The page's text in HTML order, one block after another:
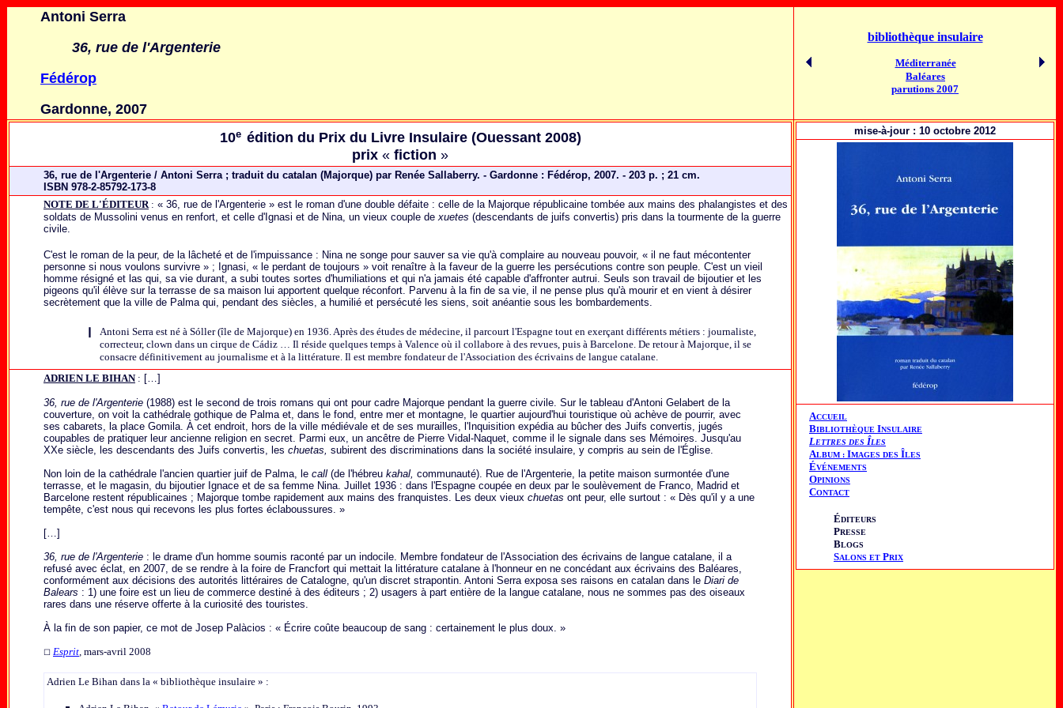
Antoni Serra
36, rue de l'Argenterie
Fédérop
Gardonne, 2007
bibliothèque insulaire
Méditerranée
Baléares
parutions 2007
10e édition du Prix du Livre Insulaire (Ouessant 2008)
prix « fiction »
36, rue de l'Argenterie / Antoni Serra ; traduit du catalan (Majorque) par Renée Sallaberry. - Gardonne : Fédérop, 2007. - 203 p. ; 21 cm.
ISBN 978-2-85792-173-8
NOTE DE L'ÉDITEUR: « 36, rue de l'Argenterie » est le roman d'une double défaite : celle de la Majorque républicaine tombée aux mains des phalangistes et des
soldats de Mussolini venus en renfort, et celle d'Ignasi et de Nina, un vieux couple dexuetes (descendants de juifs convertis) pris dans la tourmente de la guerre
civile.
C'est le roman de la peur, de la lâcheté et de l'impuissance : Nina ne songe pour sauver sa vie qu'à complaire au nouveau pouvoir, « il ne faut mécontenter
personne si nous voulons survivre » ; Ignasi, « le perdant de toujours » voit renaître à la faveur de la guerre les persécutions contre son peuple. C'est un vieil
homme résigné et las qui, sa vie durant, a subi toutes sortes d'humiliations et qui n'a jamais été capable d'affronter autrui. Seuls son travail de bijoutier et les
pigeons qu'il élève sur la terrasse de sa maison lui apportent quelque réconfort. Parvenu à la fin de sa vie, il ne pense plus qu'à mourir et en vient à désirer
secrètement que la ville de Palma qui, pendant des siècles, a humilié et persécuté les siens, soit anéantie sous les bombardements.
❙
Antoni Serra est né à Sóller (île de Majorque) en 1936. Après des études de médecine, il parcourt l'Espagne tout en exerçant différents métiers : journaliste,
correcteur, clown dans un cirque de Cádiz … Il réside quelques temps à Valence où il collabore à des revues, puis à Barcelone. De retour à Majorque, il se
consacre définitivement au journalisme et à la littérature. Il est membre fondateur de l'Association des écrivains de langue catalane.
ADRIEN LE BIHAN: […]
36, rue de l'Argenterie (1988) est le second de trois romans qui ont pour cadre Majorque pendant la guerre civile. Sur le tableau d'Antoni Gelabert de la
couverture, on voit la cathédrale gothique de Palma et, dans le fond, entre mer et montagne, le quartier aujourd'hui touristique où achève de pourrir, avec
ses cabarets, la place Gomila. À cet endroit, hors de la ville médiévale et de ses murailles, l'Inquisition expédia au bûcher des Juifs convertis, jugés
coupables de pratiquer leur ancienne religion en secret. Parmi eux, un ancêtre de Pierre Vidal-Naquet, comme il le signale dans ses Mémoires. Jusqu'au
XXe siècle, les descendants des Juifs convertis, les chuetas, subirent des discriminations dans la société insulaire, y compris au sein de l'Église.
Non loin de la cathédrale l'ancien quartier juif de Palma, le call (de l'hébreu kahal, communauté). Rue de l'Argenterie, la petite maison surmontée d'une
terrasse, et le magasin, du bijoutier Ignace et de sa femme Nina. Juillet 1936 : dans l'Espagne coupée en deux par le soulèvement de Franco, Madrid et
Barcelone restent républicaines ; Majorque tombe rapidement aux mains des franquistes. Les deux vieux chuetas ont peur, elle surtout : « Dès qu'il y a une
tempête, c'est nous qui recevons les plus fortes éclaboussures. »
[…]
36, rue de l'Argenterie : le drame d'un homme soumis raconté par un indocile. Membre fondateur de l'Association des écrivains de langue catalane, il a
refusé avec éclat, en 2007, de se rendre à la foire de Francfort qui mettait la littérature catalane à l'honneur en ne concédant aux écrivains des Baléares,
conformément aux décisions des autorités littéraires de Catalogne, qu'un discret strapontin. Antoni Serra exposa ses raisons en catalan dans le Diari de
Balears : 1) une foire est un lieu de commerce destiné à des éditeurs ; 2) usagers à part entière de la langue catalane, nous ne sommes pas des oiseaux
rares dans une réserve offerte à la curiosité des touristes.
À la fin de son papier, ce mot de Josep Palàcios : « Écrire coûte beaucoup de sang : certainement le plus doux. »
☐ Esprit, mars-avril 2008
Adrien Le Bihan dans la « bibliothèque insulaire » :
mise-à-jour : 10 octobre 2012
ACCUEIL
BIBLIOTHÈQUE INSULAIRE
LETTRES DES ÎLES
ALBUM : IMAGES DES ÎLES
ÉVÉNEMENTS
OPINIONS
CONTACT
ÉDITEURS
PRESSE
BLOGS
SALONS ET PRIX